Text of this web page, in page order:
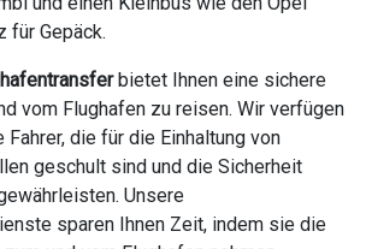
für Gepäck.
bietet Ihnen eine sichere
vom Flughafen zu reisen. Wir verfügen
die für die Einhaltung von
geschult sind und die Sicherheit
Unsere
sparen Ihnen Zeit, indem sie die